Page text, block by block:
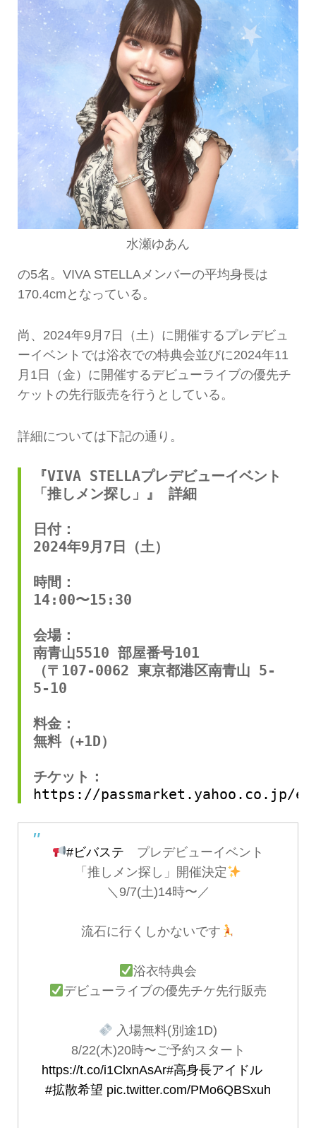
水瀬ゆあん
の5名。VIVA STELLAメンバーの平均身長は
170.4cmとなっている。
尚、2024年9月7日（土）に開催するプレデビュ
ーイベントでは浴衣での特典会並びに2024年11
月1日（金）に開催するデビューライブの優先チ
ケットの先行販売を行うとしている。
詳細については下記の通り。
『VIVA STELLAプレデビューイベント
「推しメン探し」』 詳細
日付：
2024年9月7日（土）
時間：
14:00〜15:30
会場：
南青山5510 部屋番号101
（〒107-0062 東京都港区南青山 5-
5-10
料金：
無料（+1D）
チケット：
https://passmarket.yahoo.co.jp/
#ビバステ プレデビューイベント
「推しメン探し」開催決定
＼9/7(土)14時〜／
流石に行くしかないです
浴衣特典会
デビューライブの優先チケ先行販売
入場無料(別途1D)
8/22(木)20時〜ご予約スタート
https://t.co/i1ClxnAsAr#高身長アイドル
#拡散希望 pic.twitter.com/PMo6QBSxuh